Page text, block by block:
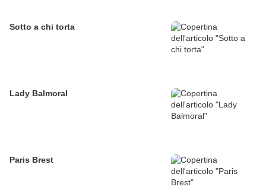
Sotto a chi torta
Lady Balmoral
Paris Brest